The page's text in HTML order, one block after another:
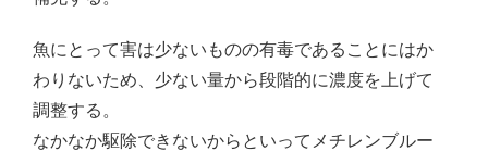
魚にとって害は少ないものの有毒であることにはか
わりないため、少ない量から段階的に濃度を上げて
調整する。
なかなか駆除できないからといってメチレンブルー